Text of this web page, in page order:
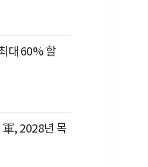
대 60% 할
, 2028년 목